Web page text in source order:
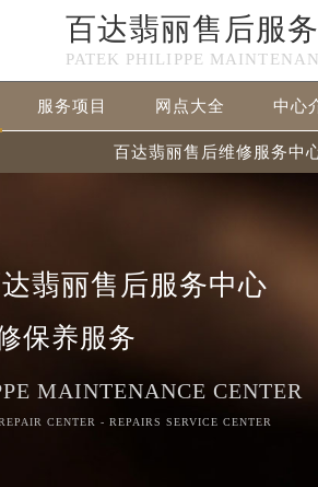
百达翡丽售后服
PATEK PHILIPPE
服务项目 网点大全 中心
百达翡丽售后维修服务中
翡丽售后服务中心
保养服务
MAINTENANCE CENTER
CENTER - REPAIRS SERVICE CENTER